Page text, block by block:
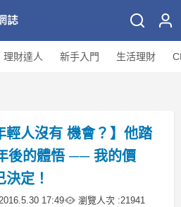
理財達人 新手入門 生活理財
輕人沒有 機會？】他踏
後的體悟 ── 我的價
定！
17:49 瀏覽人次 :21941